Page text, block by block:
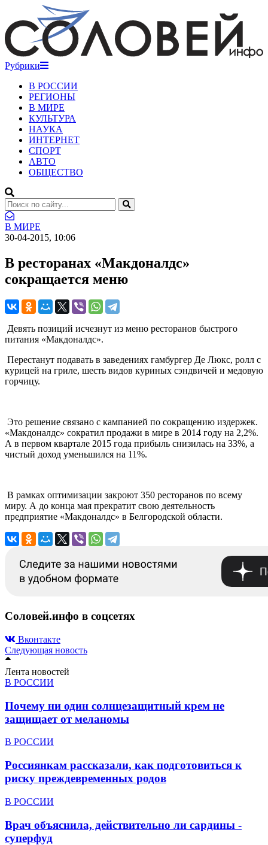
Рубрики
В РОССИИ
РЕГИОНЫ
В МИРЕ
КУЛЬТУРА
НАУКА
ИНТЕРНЕТ
СПОРТ
АВТО
ОБЩЕСТВО
В МИРЕ
30-04-2015, 10:06
В ресторанах «Макдоналдс»
сокращается меню
Девять позиций исчезнут из меню ресторанов быстрого
питания «Макдоналдс».
Перестанут подавать в заведениях гамбургер Де Люкс, ролл с
курицей на гриле, шесть видов куриных сэндвичей и медовую
горчицу.
Это решение связано с кампанией по сокращению издержек.
«Макдоналдс» сократил продажи в мире в 2014 году на 2,2%.
А в первом квартале 2015 года прибыль снизилась на 33%, а
чистый доход уменьшился на 11%.
В рамках оптимизации закроют 350 ресторанов по всему
миру. А до конца мая прекратит свою деятельность
предприятие «Макдоналдс» в Белгородской области.
Соловей.инфо в соцсетях
Вконтакте
Следующая новость
Лента новостей
В РОССИИ
Почему ни один солнцезащитный крем не
защищает от меланомы
В РОССИИ
Россиянкам рассказали, как подготовиться к
риску преждевременных родов
В РОССИИ
Врач объяснила, действительно ли сардины -
суперфуд